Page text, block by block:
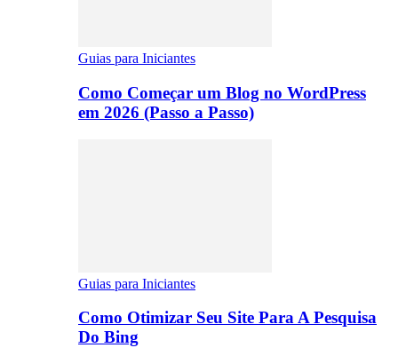
Guias para Iniciantes
Como Começar um Blog no WordPress
em 2026 (Passo a Passo)
Guias para Iniciantes
Como Otimizar Seu Site Para A Pesquisa
Do Bing